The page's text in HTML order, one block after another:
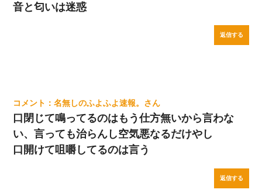
音と匂いは迷惑
返信する
名無しのふよふよ速報。
口閉じて鳴ってるのはもう仕方無いから言わな
い、言っても治らんし空気悪なるだけやし
口開けて咀嚼してるのは言う
返信する